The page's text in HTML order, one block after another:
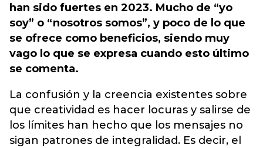
han sido fuertes en 2023. Mucho de “yo
soy” o “nosotros somos”, y poco de lo que
se ofrece como beneficios, siendo muy
vago lo que se expresa cuando esto último
se comenta.
La confusión y la creencia existentes sobre
que creatividad es hacer locuras y salirse de
los límites han hecho que los mensajes no
sigan patrones de integralidad. Es decir, el